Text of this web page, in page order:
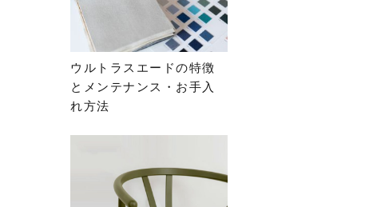
ウルトラスエードの特徴
とメンテナンス・お手入
れ方法